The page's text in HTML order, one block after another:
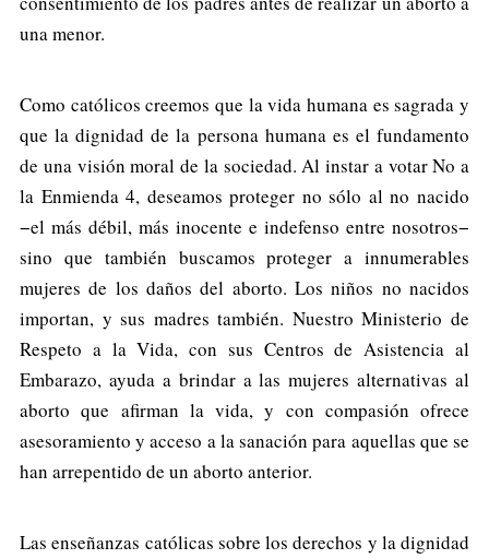
una menor.
Como católicos creemos que la vida humana es sagrada y
que la dignidad de la persona humana es el fundamento
de una visión moral de la sociedad. Al instar a votar No a
la Enmienda 4, deseamos proteger no sólo al no nacido
−el más débil, más inocente e indefenso entre nosotros−
sino que también buscamos proteger a innumerables
mujeres de los daños del aborto. Los niños no nacidos
importan, y sus madres también. Nuestro Ministerio de
Respeto a la Vida, con sus Centros de Asistencia al
Embarazo, ayuda a brindar a las mujeres alternativas al
aborto que afirman la vida, y con compasión ofrece
asesoramiento y acceso a la sanación para aquellas que se
han arrepentido de un aborto anterior.
Las enseñanzas católicas sobre los derechos y la dignidad